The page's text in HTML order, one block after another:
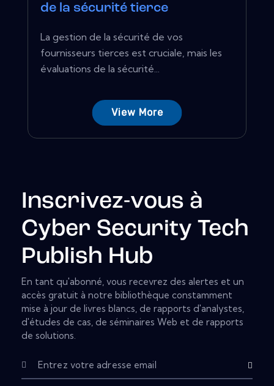
de la sécurité tierce
La gestion de la sécurité de vos
fournisseurs tierces est cruciale, mais les
évaluations de la sécurité...
View More
Inscrivez-vous à
Cyber Security Tech
Publish Hub
En tant qu'abonné, vous recevrez des alertes et un
accès gratuit à notre bibliothèque constamment
mise à jour de livres blancs, de rapports d'analystes,
d'études de cas, de séminaires Web et de rapports
de solutions.
S'abonner